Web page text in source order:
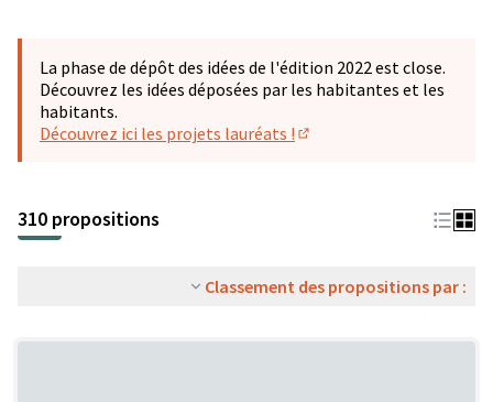
La phase de dépôt des idées de l'édition 2022 est close.
Découvrez les idées déposées par les habitantes et les
habitants.
Découvrez ici les projets lauréats !
310 propositions
Classement des propositions par :